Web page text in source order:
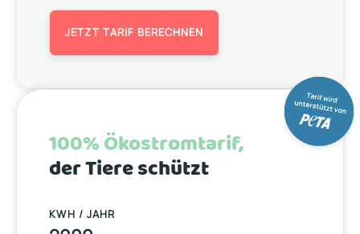
JETZT TARIF BERECHNEN
100% Ökostromtarif,
der Tiere schützt
KWH / JAHR